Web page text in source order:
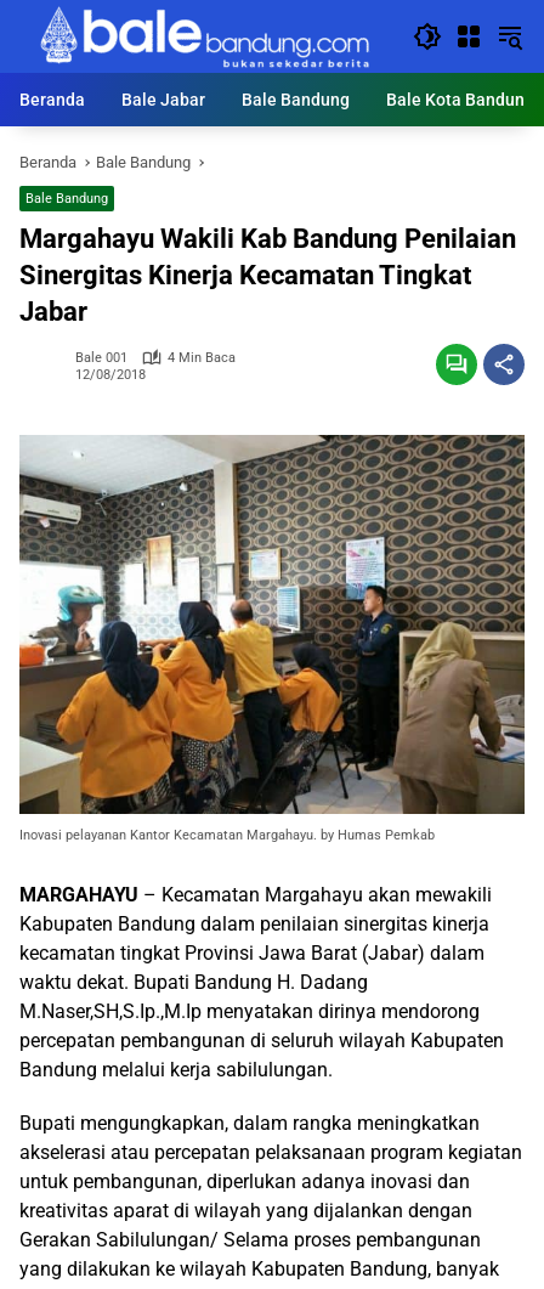
Langsung
konten
Beranda
Bale Jabar Bale Bandung Bale Kota Bandung
Beranda Bale Bandung
Bale Bandung
Margahayu Wakili Kab Bandung Penilaian
Sinergitas Kinerja Kecamatan Tingkat
Jabar
Bale 001
4 Min Baca
12/08/2018
Inovasi pelayanan Kantor Kecamatan Margahayu. by Humas Pemkab
MARGAHAYU – Kecamatan Margahayu akan mewakili
Kabupaten Bandung dalam penilaian sinergitas kinerja
kecamatan tingkat Provinsi Jawa Barat (Jabar) dalam
waktu dekat. Bupati Bandung H. Dadang
M.Naser,SH,S.Ip.,M.Ip menyatakan dirinya mendorong
percepatan pembangunan di seluruh wilayah Kabupaten
Bandung melalui kerja sabilulungan.
Bupati mengungkapkan, dalam rangka meningkatkan
akselerasi atau percepatan pelaksanaan program kegiatan
untuk pembangunan, diperlukan adanya inovasi dan
kreativitas aparat di wilayah yang dijalankan dengan
Gerakan Sabilulungan/ Selama proses pembangunan
yang dilakukan ke wilayah Kabupaten Bandung, banyak